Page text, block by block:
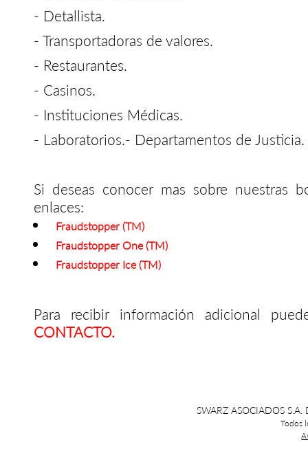
- Detallista.
- Transportadoras de valores.
- Restaurantes.
- Casinos.
- Instituciones Médicas.
- Laboratorios.- Departamentos de Justicia.
Si deseas conocer mas sobre nuestras
enlaces:
Fraudstopper (TM)
Fraudstopper One (TM)
Fraudstopper Ice (TM)
Para recibir información adicional
CONTACTO.
SWARZ ASOCIADOS
Todos